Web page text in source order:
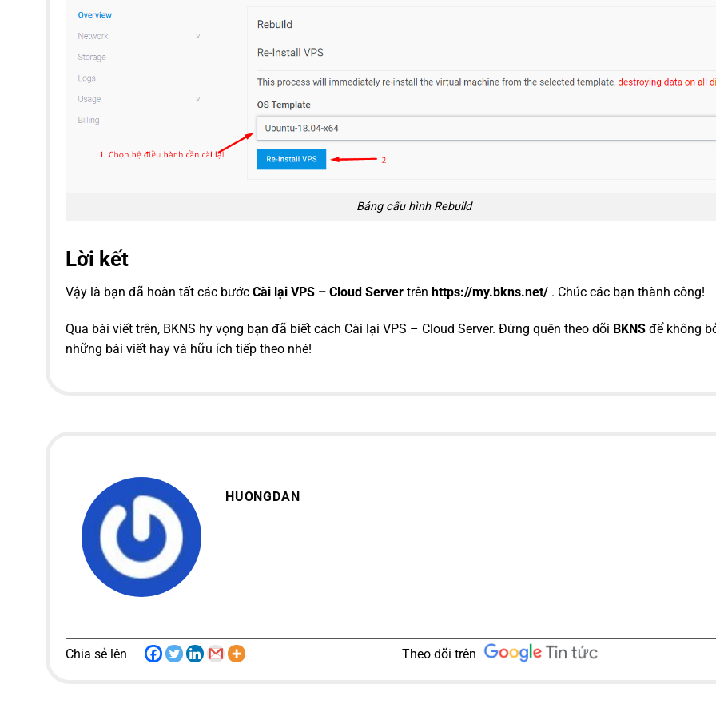
Bảng cấu hình Rebuild
Lời kết
Vậy là bạn đã hoàn tất các bước Cài lại VPS – Cloud Server trên https://my.bkns.net/ . Chúc các bạn thành công!
Qua bài viết trên, BKNS hy vọng bạn đã biết cách Cài lại VPS – Cloud Server. Đừng quên theo dõi BKNS để không
những bài viết hay và hữu ích tiếp theo nhé!
HUONGDAN
Chia sẻ lên Theo dõi trên